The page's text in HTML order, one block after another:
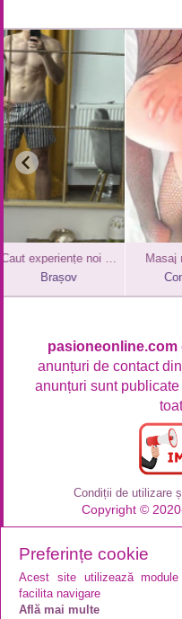
Caut experiențe noi alături de un cuplu
Brașov
Masaj
pasioneonline.com
anunțuri de contact
anunțuri sunt
Condiții de utilizare
Copyright ©
Preferințe cookie
Acest site utilizează
facilita navigare
Află mai multe